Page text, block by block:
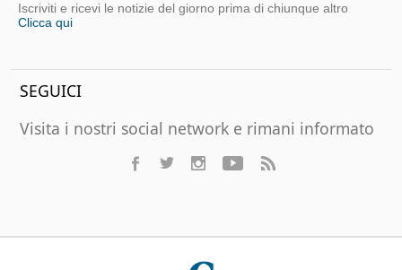
Iscriviti e ricevi le notizie del giorno prima di chiunque altro
Clicca qui
SEGUICI
Visita i nostri social network e rimani informato